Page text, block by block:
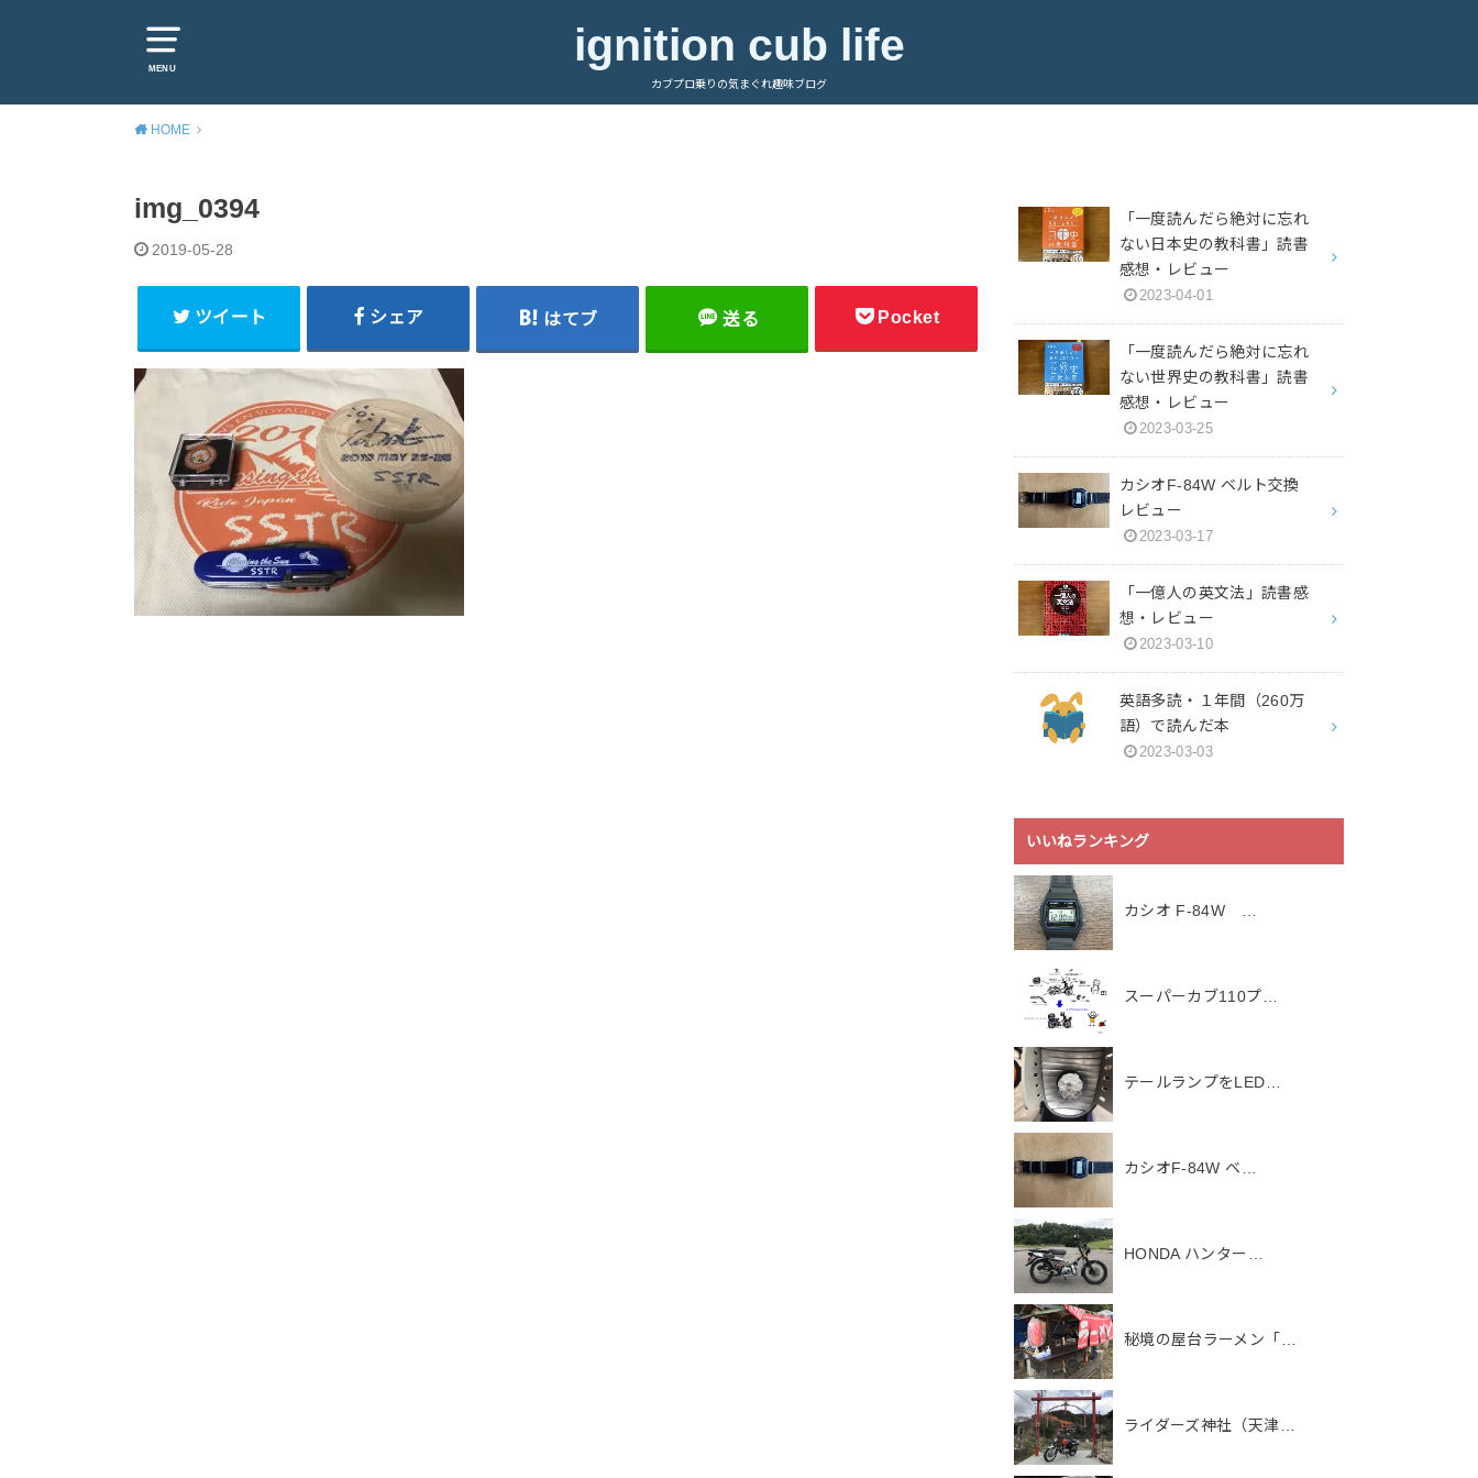
MENU ignition cub life
カブプロ乗りの気まぐれ趣味ブログ
HOME
img_0394
2019-05-28
ツイート シェア はてブ 送る Pocket
「一度読んだら絶対に忘れ
ない日本史の教科書」読書
感想・レビュー
2023-04-01
「一度読んだら絶対に忘れ
ない世界史の教科書」読書
感想・レビュー
2023-03-25
カシオF-84W ベルト交換
レビュー
2023-03-17
「一億人の英文法」読書感
想・レビュー
2023-03-10
英語多読・１年間（260万
語）で読んだ本
2023-03-03
いいねランキング
カシオ F-84W …
スーパーカブ110プ…
テールランプをLED…
カシオF-84W ベ…
HONDA ハンター…
秘境の屋台ラーメン「…
ライダーズ神社（天津…